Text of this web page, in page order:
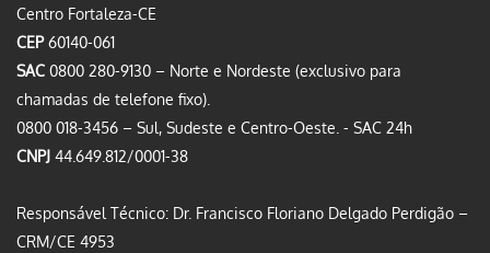
Centro Fortaleza-CE
CEP60140-061
SAC 0800 280-9130 – Norte e Nordeste (exclusivo para
chamadas de telefone fixo).
0800 018-3456 – Sul, Sudeste e Centro-Oeste. - SAC 24h
CNPJ 44.649.812/0001-38
Responsável Técnico: Dr. Francisco Floriano Delgado Perdigão –
CRM/CE 4953